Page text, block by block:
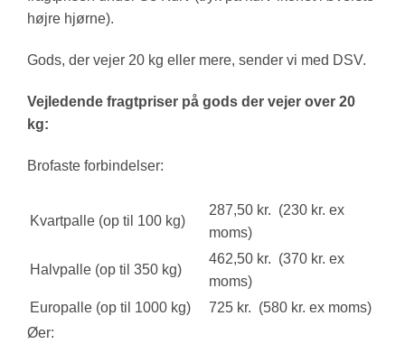
højre hjørne).
Gods, der vejer 20 kg eller mere, sender vi med DSV.
Vejledende fragtpriser på gods der vejer over 20
kg:
Brofaste forbindelser:
Kvartpalle (op til 100 kg)
287,50 kr. (230 kr. ex
moms)
Halvpalle (op til 350 kg)
462,50 kr. (370 kr. ex
moms)
Europalle (op til 1000 kg)
725 kr. (580 kr. ex moms)
Øer: